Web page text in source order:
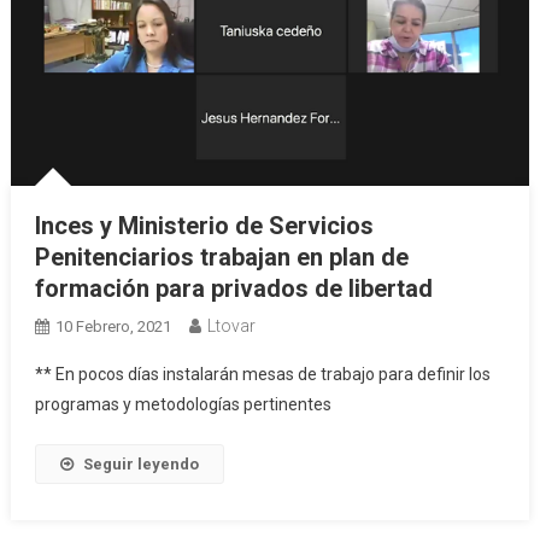
Inces y Ministerio de Servicios
Penitenciarios trabajan en plan de
formación para privados de libertad
10 Febrero, 2021 Ltovar
** En pocos días instalarán mesas de trabajo para definir los
programas y metodologías pertinentes
Seguir leyendo